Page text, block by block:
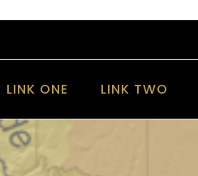
LINK ONE LINK TWO